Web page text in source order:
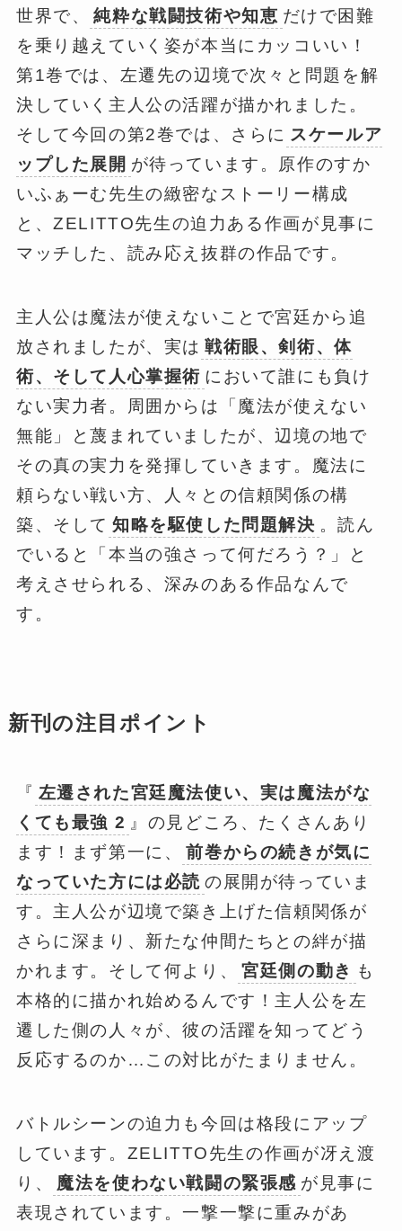
世界で、 純粋な戦闘技術や知恵 だけで困難
を乗り越えていく姿が本当にカッコいい！
第1巻では、左遷先の辺境で次々と問題を解
決していく主人公の活躍が描かれました。
そして今回の第2巻では、さらに スケールア
ップした展開 が待っています。原作のすか
いふぁーむ先生の緻密なストーリー構成
と、ZELITTO先生の迫力ある作画が見事に
マッチした、読み応え抜群の作品です。
主人公は魔法が使えないことで宮廷から追
放されましたが、実は 戦術眼、剣術、体
術、そして人心掌握術 において誰にも負け
ない実力者。周囲からは「魔法が使えない
無能」と蔑まれていましたが、辺境の地で
その真の実力を発揮していきます。魔法に
頼らない戦い方、人々との信頼関係の構
築、そして 知略を駆使した問題解決 。読ん
でいると「本当の強さって何だろう？」と
考えさせられる、深みのある作品なんで
す。
新刊の注目ポイント
『 左遷された宮廷魔法使い、実は魔法がな
くても最強 2 』の見どころ、たくさんあり
ます！まず第一に、
前巻からの続きが気に
なっていた方には必読 の展開が待っていま
す。主人公が辺境で築き上げた信頼関係が
さらに深まり、新たな仲間たちとの絆が描
かれます。そして何より、
宮廷側の動き も
本格的に描かれ始めるんです！主人公を左
遷した側の人々が、彼の活躍を知ってどう
反応するのか…この対比がたまりません。
バトルシーンの迫力も今回は格段にアップ
しています。ZELITTO先生の作画が冴え渡
り、
魔法を使わない戦闘の緊張感 が見事に
表現されています。一撃一撃に重みがあ